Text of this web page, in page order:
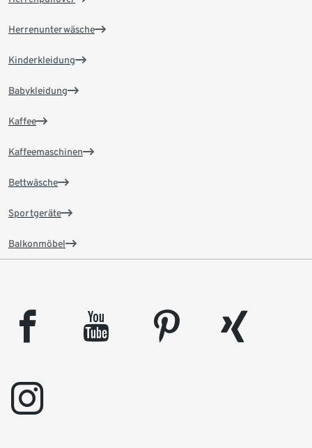
Herrenunterwäsche
Kinderkleidung
Babykleidung
Kaffee
Kaffeemaschinen
Bettwäsche
Sportgeräte
Balkonmöbel
facebook youtube pinterest
xing
instagram